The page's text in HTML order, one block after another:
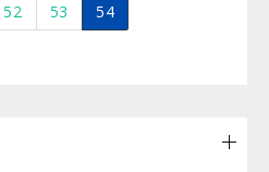
52 53 54